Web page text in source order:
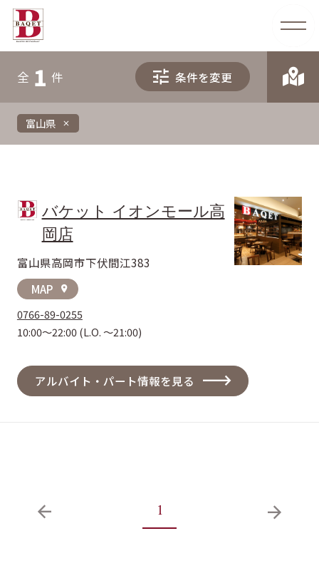
富山県 close
全 1 件 条件を変更
バケット イオンモール高
岡店
富山県高岡市下伏間江383
MAP
location_on
0766-89-0255
10:00～22:00(L.O. ～21:00)
アルバイト・パート情報を見る
1